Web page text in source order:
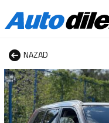
NAZAD